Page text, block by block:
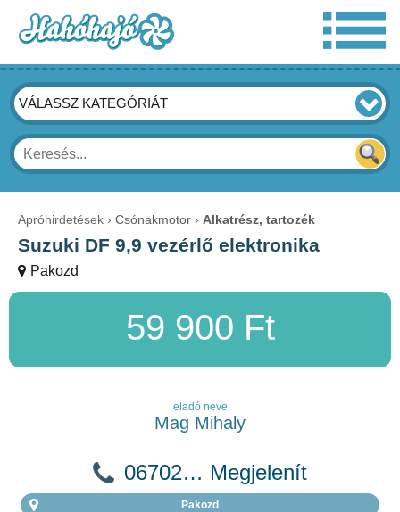
VÁLASSZ KATEGÓRIÁT
Apróhirdetések Csónakmotor Alkatrész, tartozék
Suzuki DF 9,9 vezérlő elektronika
Pakozd
59 900 Ft
eladó neve
Mag Mihaly
06702… Megjelenít
Pakozd